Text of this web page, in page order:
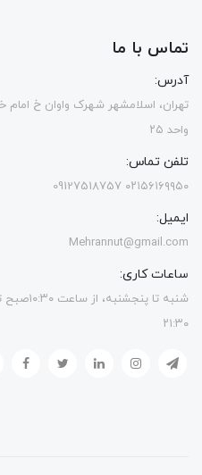
تماس با ما
آدرس:
تهران، اسلامشهر شهرک واوان خ امام
واحد ۲۵
تلفن تماس:
۰۲۱۵۶۱۶۹۹۵۰ 09127518757
ایمیل:
Mehrannut@gmail.com
ساعات کاری:
۲۱:۳۰